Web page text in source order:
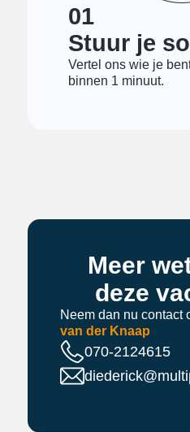
01
Stuur je
Vertel ons wie je
binnen 1 minuut.
Meer
deze
Neem dan nu contact
van der Knaap
070-2124615